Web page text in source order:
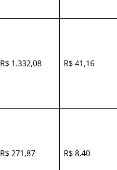
R$ 1.332,08 R$ 41,16
R$ 271,87 R$ 8,40